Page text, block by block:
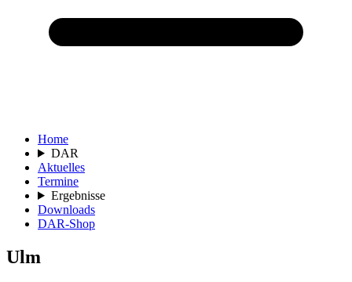
Home
DAR
Aktuelles
Termine
Ergebnisse
Downloads
DAR-Shop
Ulm